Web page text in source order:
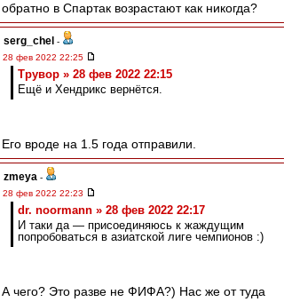
обратно в Спартак возрастают как никогда?
serg_chel -
28 фев 2022 22:25
Трувор » 28 фев 2022 22:15
Ещё и Хендрикс вернётся.
Его вроде на 1.5 года отправили.
zmeya -
28 фев 2022 22:23
dr. noormann » 28 фев 2022 22:17
И таки да — присоединяюсь к жаждущим
попробоваться в азиатской лиге чемпионов :)
А чего? Это разве не ФИФА?) Нас же от туда